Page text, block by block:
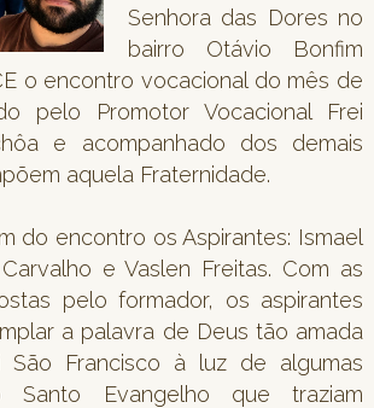
Senhora das Dores no
bairro Otávio Bonfim
o encontro vocacional do mês de
pelo Promotor Vocacional Frei
e acompanhado dos demais
aquela Fraternidade.
do encontro os Aspirantes: Ismael
e Vaslen Freitas. Com as
pelo formador, os aspirantes
a palavra de Deus tão amada
São Francisco à luz de algumas
Santo Evangelho que traziam